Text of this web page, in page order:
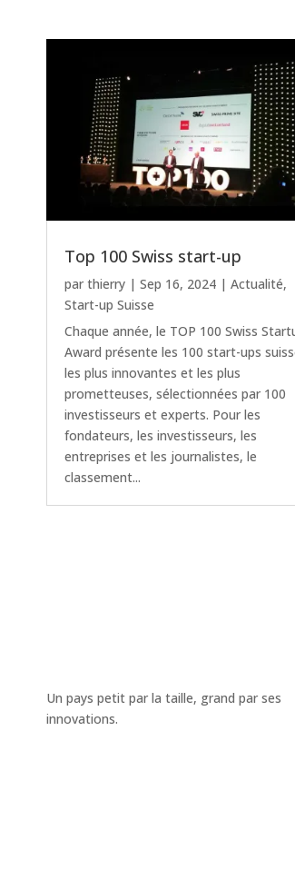
Top 100 Swiss start-up
par thierry| Sep 16, 2024| Actualité,
Start-up Suisse
Chaque année, le TOP 100 Swiss
Award présente les 100 start-ups
les plus innovantes et les plus
prometteuses, sélectionnées par 100
investisseurs et experts. Pour les
fondateurs, les investisseurs, les
entreprises et les journalistes, le
classement...
Un pays petit par la taille, grand par ses
innovations.